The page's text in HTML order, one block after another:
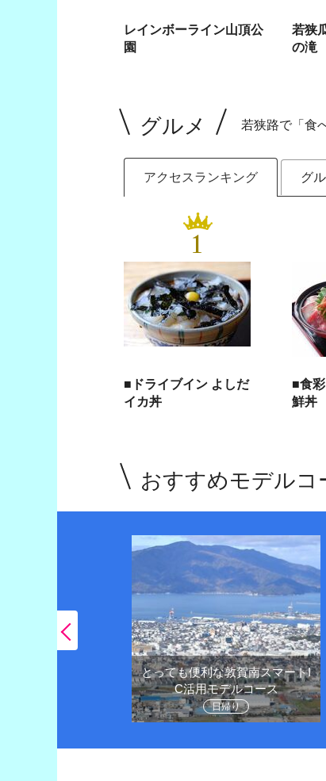
レインボーライン山頂公
園
若狭
の滝
グルメ 若狭路で「食
アクセスランキング グ
1
■ドライブイン よしだ
イカ丼
■食
鮮丼
おすすめモデルコ
とっても便利な敦賀南スマートI
C活用モデルコース
日帰り